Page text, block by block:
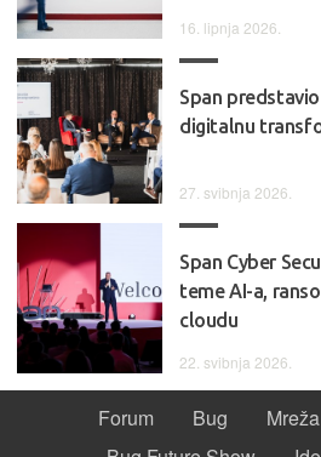
16. lipnja 2026.
Span
digitalnu
27. svibnja 2026.
Span Cyber
teme AI-a,
cloudu
22. svibnja 2026.
Forum Bug Mreža